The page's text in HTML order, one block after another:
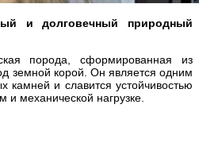
и долговечный природный
порода, сформированная из
земной корой. Он является одним
камней и славится устойчивостью
и механической нагрузке.